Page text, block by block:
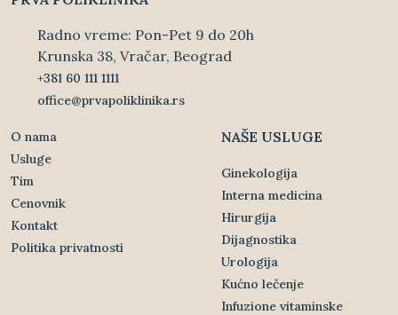
O nama
Usluge
Tim
Cenovnik
Kontakt
Politika privatnosti
NAŠE USLUGE
Ginekologija
Interna medicina
Hirurgija
Dijagnostika
Urologija
Kućno lečenje
Infuzione vitaminske
Radno vreme: Pon-Pet 9 do 20h
Krunska 38, Vračar, Beograd
+381 60 111 1111
office@prvapoliklinika.rs